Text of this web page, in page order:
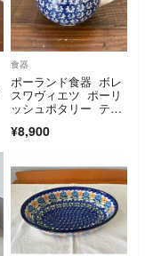
食器
ポーランド食器 ボレ
スワヴィエツ ポーリ
ッシュポタリー ティ
¥8,900